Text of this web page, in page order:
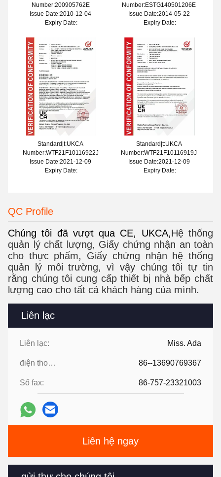
Liên lạc
Liên lạc: Miss. Ada
điện thoại: 86--13690769367
Số fax: 86-757-23321003
Liên hệ ngay
Number:200905762E
Issue Date:2010-12-04
Expiry Date:
Number:ESTG140501206E
Issue Date:2014-05-22
Expiry Date:
Standard|t:UKCA
Number:WTF21F10116922J
Issue Date:2021-12-09
Expiry Date:
Standard|t:UKCA
Number:WTF21F10116919J
Issue Date:2021-12-09
Expiry Date:
QC Profile
Chúng tôi đã vượt qua CE, UKCA,Hệ thống
quản lý chất lượng, Giấy chứng nhận an toàn
cho thực phẩm, Giấy chứng nhận hệ thống
quản lý môi trường, vì vậy chúng tôi tự tin
rằng chúng tôi cung cấp thiết bị nhà bếp chất
lượng cao cho tất cả khách hàng của mình.